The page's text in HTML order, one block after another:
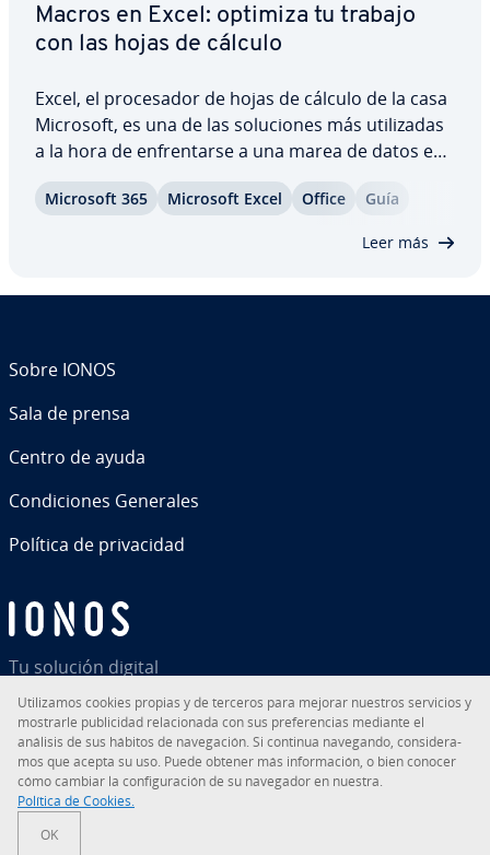
Macros en Excel: optimiza tu trabajo
con las hojas de cálculo
Excel, el pro­ce­sa­dor de hojas de cálculo de la casa
Microsoft, es una de las so­lu­cio­nes más uti­li­za­das
a la hora de en­fre­n­tar­se a una marea de datos en
cre­ci­mie­n­to constante, ya que permite crear con
facilidad tablas bien es­tru­c­tu­ra­das, gráficos de
Microsoft 365 Microsoft Excel Office Guía
Leer más
Tu solución digital
Sobre IONOS
Sala de prensa
Centro de ayuda
Co­n­di­cio­nes Generales
Política de pri­va­ci­dad
© 2026IONOS Inc.
RSS LinkedIntiktok InstagramFacebookYouTube
Uti­li­za­mos cookies propias y de terceros para mejorar nuestros servicios y
mostrarle pu­bli­ci­dad re­la­cio­na­da con sus pre­fe­re­n­cias mediante el
análisis de sus hábitos de na­ve­ga­ción. Si continua navegando, co­n­si­de­ra­
mos que acepta su uso. Puede obtener más in­fo­r­ma­ción, o bien conocer
cómo cambiar la co­n­fi­gu­ra­ción de su navegador en nuestra.
Política de Cookies.
OK